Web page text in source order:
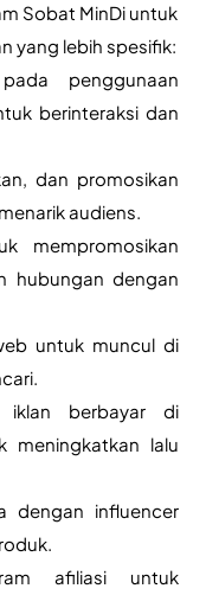
Sobat MinDi untuk
yang lebih spesifik:
penggunaan
berinteraksi dan
dan promosikan
audiens.
mempromosikan
hubungan dengan
untuk muncul di
iklan berbayar di
meningkatkan lalu
dengan influencer
afiliasi untuk